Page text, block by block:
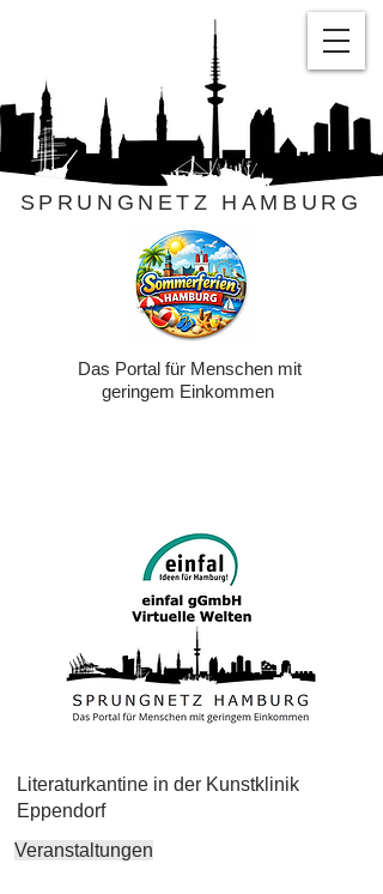
SPRUNGNETZ HAMBURG
Das Portal für Menschen mit
geringem Einkommen
Literaturkantine in der Kunstklinik
Eppendorf
Veranstaltungen